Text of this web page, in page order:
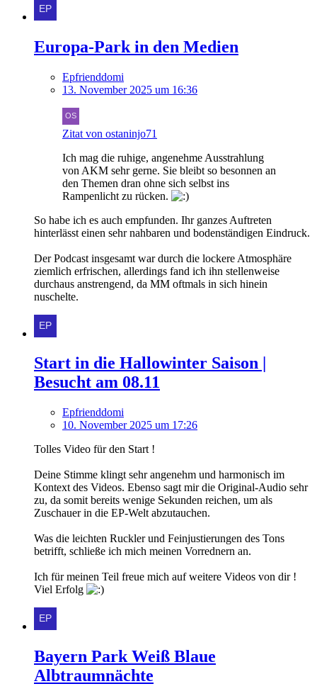
Europa-Park in den Medien
Epfrienddomi
13. November 2025 um 16:36
Zitat von ostaninjo71
Ich mag die ruhige, angenehme Ausstrahlung
von AKM sehr gerne. Sie bleibt so besonnen an
den Themen dran ohne sich selbst ins
Rampenlicht zu rücken.
So habe ich es auch empfunden. Ihr ganzes Auftreten
hinterlässt einen sehr nahbaren und bodenständigen Eindruck.
Der Podcast insgesamt war durch die lockere Atmosphäre
ziemlich erfrischen, allerdings fand ich ihn stellenweise
durchaus anstrengend, da MM oftmals in sich hinein
nuschelte.
Start in die Hallowinter Saison |
Besucht am 08.11
Epfrienddomi
10. November 2025 um 17:26
Tolles Video für den Start !
Deine Stimme klingt sehr angenehm und harmonisch im
Kontext des Videos. Ebenso sagt mir die Original-Audio sehr
zu, da somit bereits wenige Sekunden reichen, um als
Zuschauer in die EP-Welt abzutauchen.
Was die leichten Ruckler und Feinjustierungen des Tons
betrifft, schließe ich mich meinen Vorrednern an.
Ich für meinen Teil freue mich auf weitere Videos von dir !
Viel Erfolg
Bayern Park Weiß Blaue
Albtraumnächte